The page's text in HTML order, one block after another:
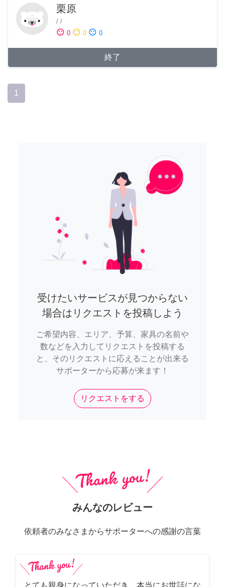
栗原
/ /
sentiment_satisfied 0 sentiment_neutral 0 sentiment_dissatisfied 0
終了
1
受けたいサービスが見つからない
場合はリクエストを投稿しよう
ご希望内容、エリア、予算、家具の名前や
数などを入力してリクエストを投稿する
と、そのリクエストに応えることが出来る
サポーターから応募が来ます！
リクエストをする
みんなのレビュー
依頼者のみなさまからサポーターへの感謝の言葉